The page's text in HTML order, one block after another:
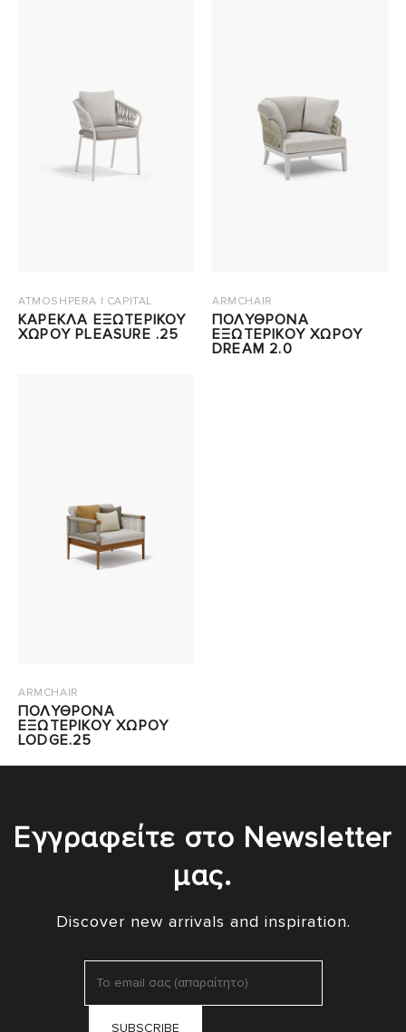
ATMOSHPERA | CAPITAL
ΚΑΡΕΚΛΑ ΕΞΩΤΕΡΙΚΟΥ
ΧΩΡΟΥ PLEASURE .25
ARMCHAIR
ΠΟΛΥΘΡΟΝΑ
ΕΞΩΤΕΡΙΚΟΥ ΧΩΡΟΥ
DREAM 2.0
ARMCHAIR
ΠΟΛΥΘΡΟΝΑ
ΕΞΩΤΕΡΙΚΟΥ ΧΩΡΟΥ
LODGE.25
Εγγραφείτε στο Newsletter
μας.
Discover new arrivals and inspiration.